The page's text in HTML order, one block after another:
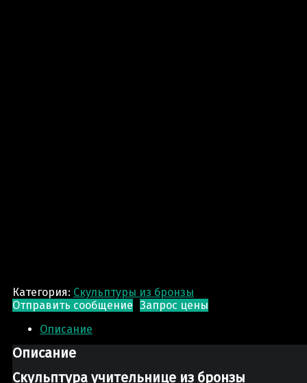
Категория: Скульптуры из бронзы
Отправить сообщение Запрос цены
Описание
Описание
Скульптура учительнице из бронзы